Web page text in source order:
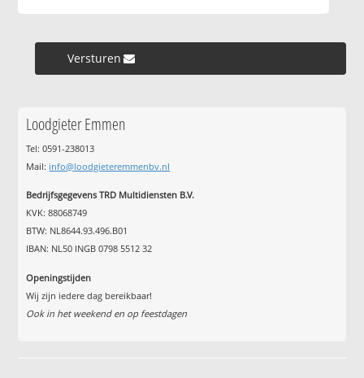
Versturen »
Loodgieter Emmen
Tel: 0591-238013
Mail: info@loodgieteremmenbv.nl
Bedrijfsgegevens TRD Multidiensten B.V.
KVK: 88068749
BTW: NL8644.93.496.B01
IBAN: NL50 INGB 0798 5512 32
Openingstijden
Wij zijn iedere dag bereikbaar!
Ook in het weekend en op feestdagen